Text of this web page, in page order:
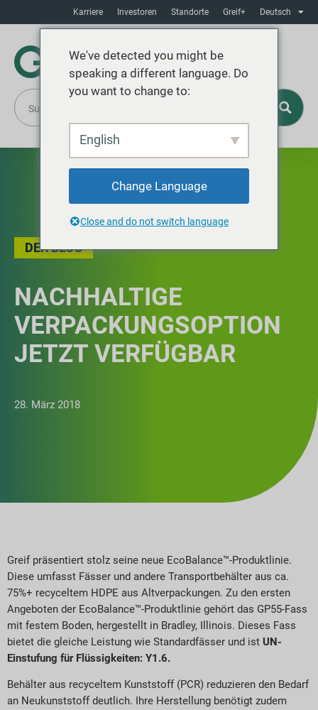
Karriere Investoren Standorte Greif+ Deutsch
DER BLOG
NACHHALTIGE
VERPACKUNGSOPTION
JETZT VERFÜGBAR
28. März 2018
Greif präsentiert stolz seine neue EcoBalance™-Produktlinie.
Diese umfasst Fässer und andere Transportbehälter aus ca.
75%+ recyceltem HDPE aus Altverpackungen. Zu den ersten
Angeboten der EcoBalance™-Produktlinie gehört das GP55-Fass
mit festem Boden, hergestellt in Bradley, Illinois. Dieses Fass
bietet die gleiche Leistung wie Standardfässer und ist UN-
Einstufung für Flüssigkeiten: Y1.6.
Behälter aus recyceltem Kunststoff (PCR) reduzieren den Bedarf
an Neukunststoff deutlich. Ihre Herstellung benötigt zudem
We've detected you might be
speaking a different language. Do
you want to change to:
English
Change Language
Close and do not switch language